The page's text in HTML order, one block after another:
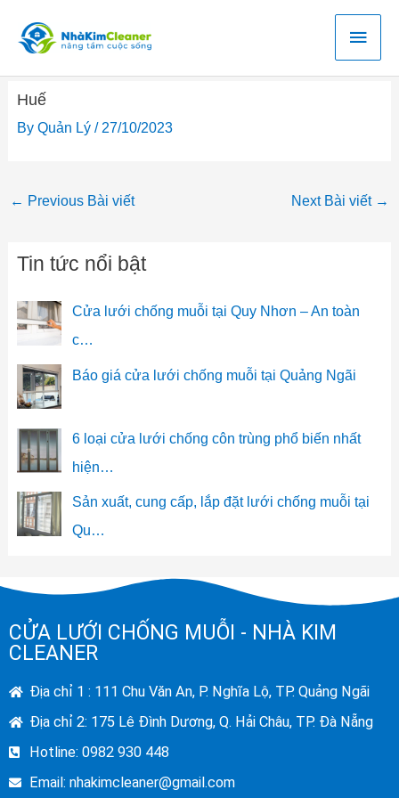
content
Main
Huế
By Quản Lý / 27/10/2023
← Previous Bài viết Next Bài viết →
Tin tức nổi bật
Cửa lưới chống muỗi tại Quy Nhơn – An toàn
c…
Báo giá cửa lưới chống muỗi tại Quảng Ngãi
6 loại cửa lưới chống côn trùng phổ biến nhất
hiện…
Sản xuất, cung cấp, lắp đặt lưới chống muỗi tại
Qu…
CỬA LƯỚI CHỐNG MUỖI - NHÀ KIM
CLEANER
Địa chỉ 1 : 111 Chu Văn An, P. Nghĩa Lộ, TP. Quảng Ngãi
Địa chỉ 2: 175 Lê Đình Dương, Q. Hải Châu, TP. Đà Nẵng
Hotline: 0982 930 448
Email: nhakimcleaner@gmail.com